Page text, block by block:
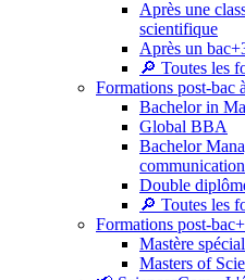
Après une
scientifique
Après un
🔎 Toutes les
Formations post-bac
Bachelor in
Global BBA
Bachelor
communication
Double
🔎 Toutes les
Formations post-
Mastère
Masters of